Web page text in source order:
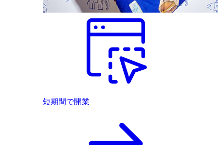
短期間で開業